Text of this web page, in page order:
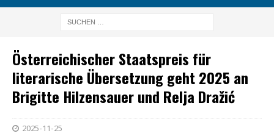
Österreichischer Staatspreis für
literarische Übersetzung geht 2025 an
Brigitte Hilzensauer und Relja Dražić
2025-11-25